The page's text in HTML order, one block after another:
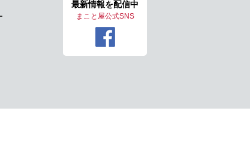
最新情報を配信中
まこと屋公式SNS